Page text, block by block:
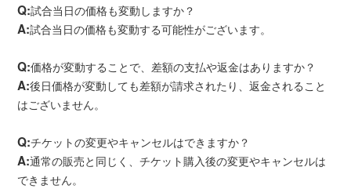
Q:試合当日の価格も変動しますか？
A:試合当日の価格も変動する可能性がございます。
Q:価格が変動することで、差額の支払や返金はありますか？
A:後日価格が変動しても差額が請求されたり、返金されること
はございません。
Q:チケットの変更やキャンセルはできますか？
A:通常の販売と同じく、チケット購入後の変更やキャンセルは
できません。